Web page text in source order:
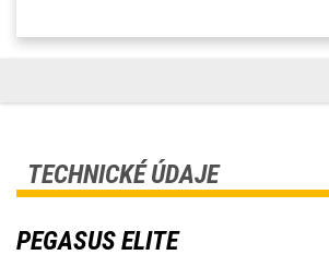
TECHNICKÉ ÚDAJE
PEGASUS ELITE